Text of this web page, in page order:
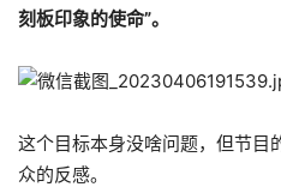
刻板印象的使命”。
这个目标本身没啥问题，但节目
众的反感。